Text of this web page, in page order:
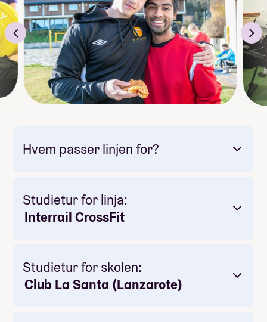
Parkour/freerunning
Akrobatikk
Treningsplanlegging
Kosthold,
Interrail
Vi reiser på interrail i Europa. Les mer under "linjetur".
"skoletur".
Hvem passer linjen for?
Studietur for linja:
Interrail CrossFit
Studietur for skolen:
Club La Santa (Lanzarote)